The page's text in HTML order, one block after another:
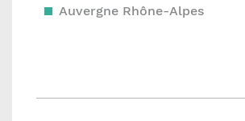
Auvergne Rhône-Alpes